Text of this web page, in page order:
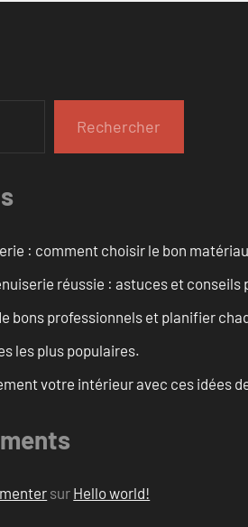
Rechercher
: comment choisir le bon
réussie : astuces et
bons professionnels et planifier
les plus populaires.
votre intérieur avec ces idées
sur Hello world!